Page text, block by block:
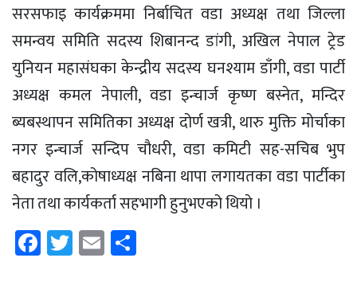
सरसफाइ कार्यक्रममा निर्बाचित वडा अध्यक्ष तथा जिल्ला
समन्वय समिति सदस्य शिबानन्द डांगी, अखिल नेपाल ट्रेड
युनियन महासंघका केन्द्रीय सदस्य घनश्याम डाँगी, वडा पार्टी
अध्यक्ष कमल नेपाली, वडा इन्चार्ज कृष्ण बस्नेत, मन्दिर
ब्यबस्थापन समितिका अध्यक्ष दोर्ण खत्री, थारु मुक्ति मोर्चाका
नगर इन्चार्ज सन्दिप चौधरी, वडा कमिटी सह-सचिब भुप
बहादुर वलि,कोषाध्यक्ष नबिना थापा लगायतका वडा पार्टीका
नेता तथा कार्यकर्ता सहभागी हुनुभएको थियाे ।
Facebook
Twitter
Email